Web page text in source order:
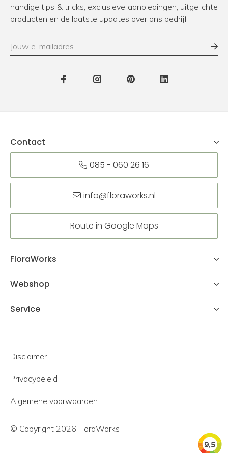
handige tips & tricks, exclusieve aanbiedingen, uitgelichte
producten en de laatste updates over ons bedrijf.
Contact
085 - 060 26 16
info@floraworks.nl
Route in Google Maps
FloraWorks
Webshop
Service
Disclaimer
Privacybeleid
Algemene voorwaarden
© Copyright 2026 FloraWorks